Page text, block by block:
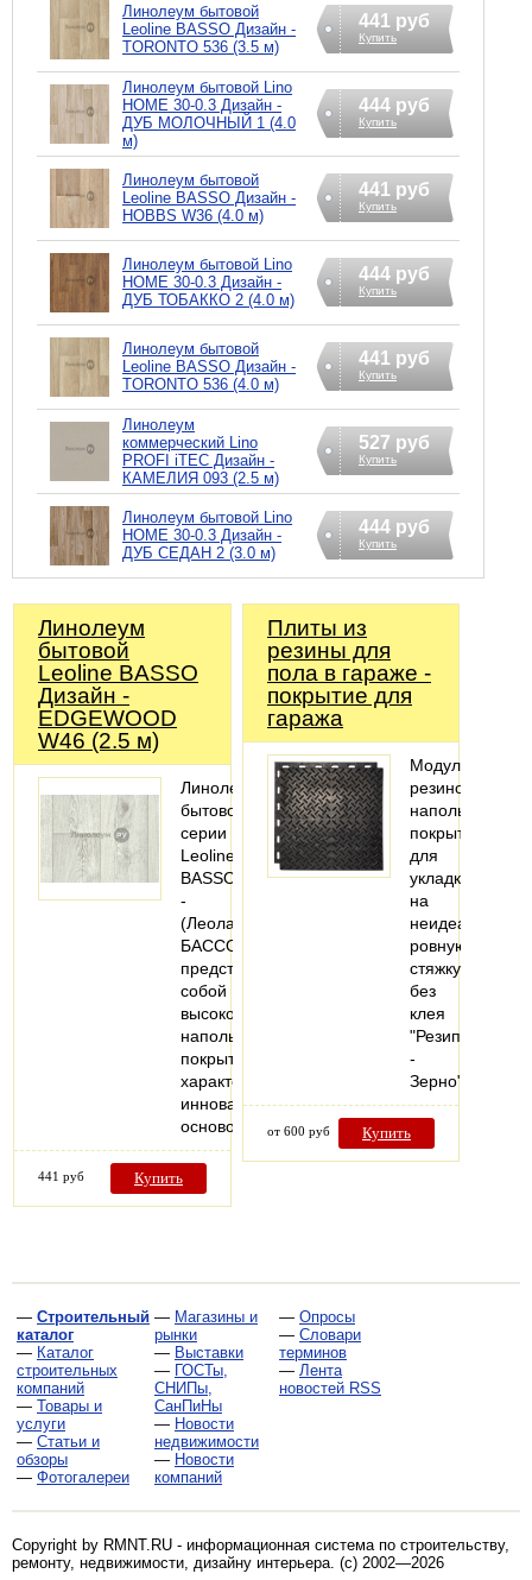
Линолеум бытовой
Leoline BASSO Дизайн -
TORONTO 536 (3.5 м)
441 руб
Купить
Линолеум бытовой Lino
HOME 30-0.3 Дизайн -
ДУБ МОЛОЧНЫЙ 1 (4.0
м)
444 руб
Купить
Линолеум бытовой
Leoline BASSO Дизайн -
HOBBS W36 (4.0 м)
441 руб
Купить
Линолеум бытовой Lino
HOME 30-0.3 Дизайн -
ДУБ ТОБАККО 2 (4.0 м)
444 руб
Купить
Линолеум бытовой
Leoline BASSO Дизайн -
TORONTO 536 (4.0 м)
441 руб
Купить
Линолеум
коммерческий Lino
PROFI iTEC Дизайн -
КАМЕЛИЯ 093 (2.5 м)
527 руб
Купить
Линолеум бытовой Lino
HOME 30-0.3 Дизайн -
ДУБ СЕДАН 2 (3.0 м)
444 руб
Купить
Линолеум
бытовой
Leoline BASSO
Дизайн -
EDGEWOOD
W46 (2.5 м)
Линолеум
бытовой
серии
Leoline
BASSO
-
(Леолайн
БАССО)
представляет
собой
высококачественное
напольное
покрытие,
характеризующееся
инновационной
основой…
441 руб Купить
Плиты из
резины для
пола в гараже -
покрытие для
гаража
Модульное
резиновое
напольное
покрытие
для
укладки
на
неидеально
ровную
стяжку,
без
клея
"Резиплит
-
Зерно".
от 600 руб Купить
— Строительный
каталог
— Каталог
строительных
компаний
— Товары и
услуги
— Статьи и
обзоры
— Фотогалереи
— Магазины и
рынки
— Выставки
— ГОСТы,
СНИПы,
СанПиНы
— Новости
недвижимости
— Новости
компаний
— Опросы
— Словари
терминов
— Лента
новостей RSS
Copyright by RMNT.RU - информационная система по строительству,
ремонту, недвижимости, дизайну интерьера . (c) 2002—2026